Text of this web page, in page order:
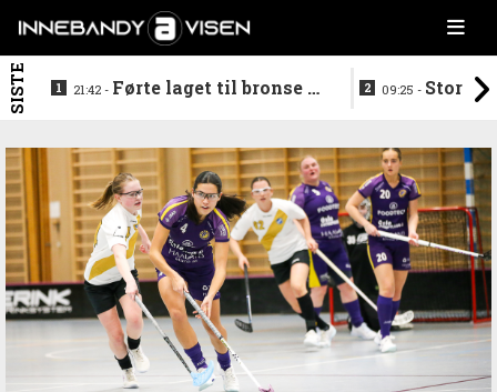
SISTE 21:42 - Førte laget til bronse -
09:25 -